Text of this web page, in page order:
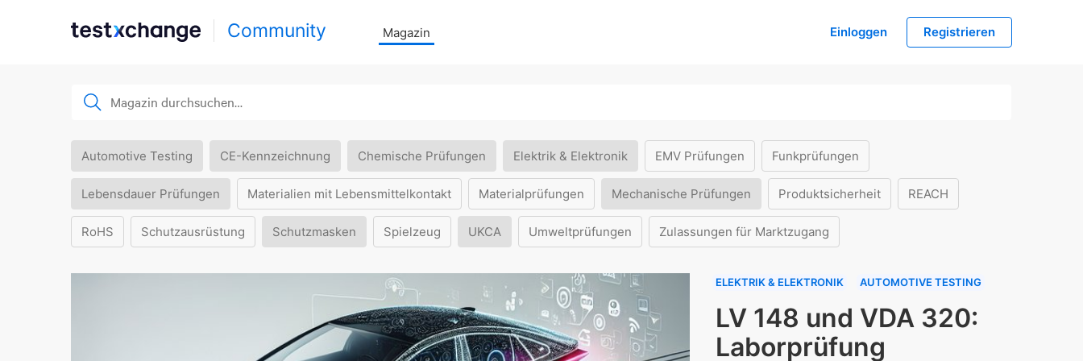
Community Magazin Einloggen Registrieren
Automotive Testing CE-Kennzeichnung Chemische Prüfungen Elektrik & Elektronik EMV Prüfungen Funkprüfungen
Lebensdauer Prüfungen Materialien mit Lebensmittelkontakt Materialprüfungen Mechanische Prüfungen Produktsicherheit REACH
RoHS Schutzausrüstung Schutzmasken Spielzeug UKCA Umweltprüfungen Zulassungen für Marktzugang
ELEKTRIK & ELEKTRONIK AUTOMOTIVE TESTING
LV 148 und VDA 320:
Laborprüfung